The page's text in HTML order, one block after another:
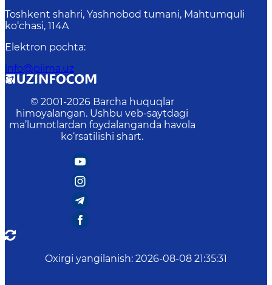
Toshkent shahri, Yashnobod tumani, Mahtumquli
ko‘chasi, 114A
Elektron pochta:
info@piima.uz
© 2001-2026 Barcha huquqlar
himoyalangan. Ushbu veb-saytdagi
ma’lumotlardan foydalanganda havola
ko‘rsatilishi shart.
Oxirgi yangilanish: 2026-08-08 21:35:31